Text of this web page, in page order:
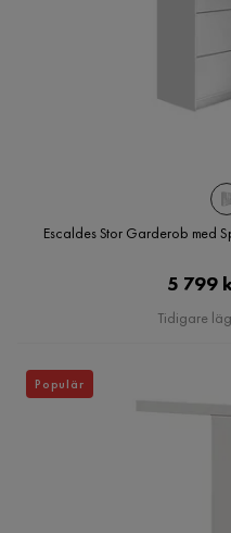
Escaldes Stor Garderob med
5 799
Tidigare
Populär